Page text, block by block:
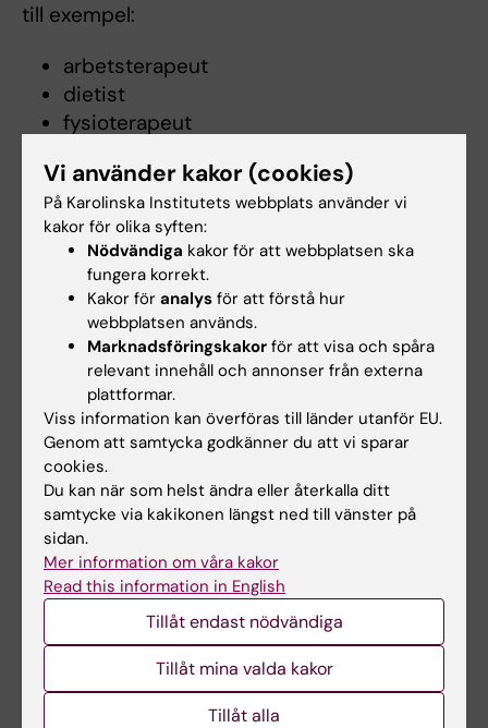
till exempel:
arbetsterapeut
dietist
fysioterapeut
psykolog
sjuksköterska
socionom.
Upplägg för distansutbildningen
Kursen har fyra obligatoriska halva kursdagar
som är helt digitala. De sker i seminarieform
på måndagar kl 8:30-12:00. För exakta datum,
se schema som publiceras på kurswebben
senast två veckor innan kursstart.
Kursen genomförs helt som distansutbildning
med webbaserad lärplattform som bas. I
kursen ingår muntliga och skriftliga uppgifter
som kan vara individuella eller i grupp, samt
en individuell skriftlig slutexamination. Tillgång
till dator med kamera, mikrofon och
internetuppkoppling krävs.
Vi använder kakor (cookies)
På Karolinska Institutets webbplats använder vi
kakor för olika syften:
Nödvändiga kakor för att webbplatsen ska
fungera korrekt.
Kakor för analys för att förstå hur
webbplatsen används.
Marknadsföringskakor för att visa och spåra
relevant innehåll och annonser från externa
plattformar.
Viss information kan överföras till länder utanför EU.
Genom att samtycka godkänner du att vi sparar
cookies.
Du kan när som helst ändra eller återkalla ditt
samtycke via kakikonen längst ned till vänster på
sidan.
Mer information om våra kakor
Read this information in English
Tillåt endast nödvändiga
Tillåt mina valda kakor
Tillåt alla